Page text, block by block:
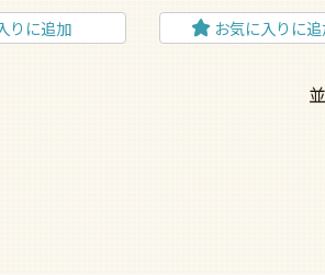
りに追加 お気に入りに